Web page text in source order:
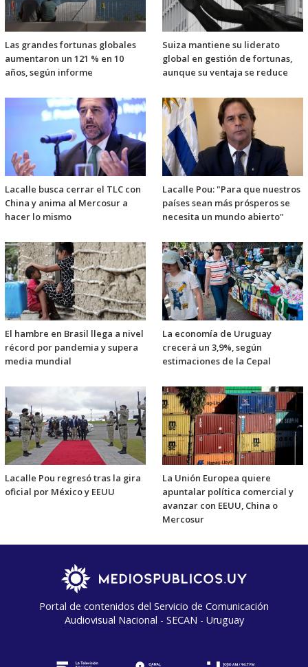
Las grandes fortunas globales
aumentaron un 121 % en 10
años, según informe
Suiza mantiene su liderato
global en gestión de fortunas,
aunque su ventaja se reduce
Lacalle busca cerrar el TLC con
China y anima al Mercosur a
hacer lo mismo
Lacalle Pou: "Para que nuestros
países sean más prósperos se
necesita un mundo abierto"
El hambre en Brasil llega a nivel
récord por pandemia y supera
media mundial
La economía de Uruguay
crecerá un 3,9%, según
estimaciones de la Cepal
Lacalle Pou regresó tras la gira
oficial por México y EEUU
La Unión Europea quiere
apuntalar política comercial y
avanzar con EEUU, China o
Mercosur
Portal de contenidos del Servicio de Comunicación
Audiovisual Nacional - SECAN - Uruguay